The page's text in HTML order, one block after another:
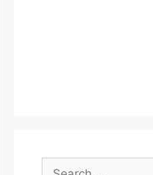
Search